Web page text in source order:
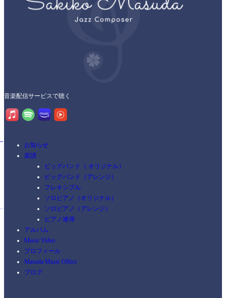
音楽配信サービスで聴く
お知らせ
楽譜
ビッグバンド（ オリジナル）
ビッグバンド（アレンジ）
フレキシブル
ソロピアノ（オリジナル）
ソロピアノ（アレンジ）
ピアノ連弾
アルバム
Music Video
プロフィール
Masuda Music Office
ブログ